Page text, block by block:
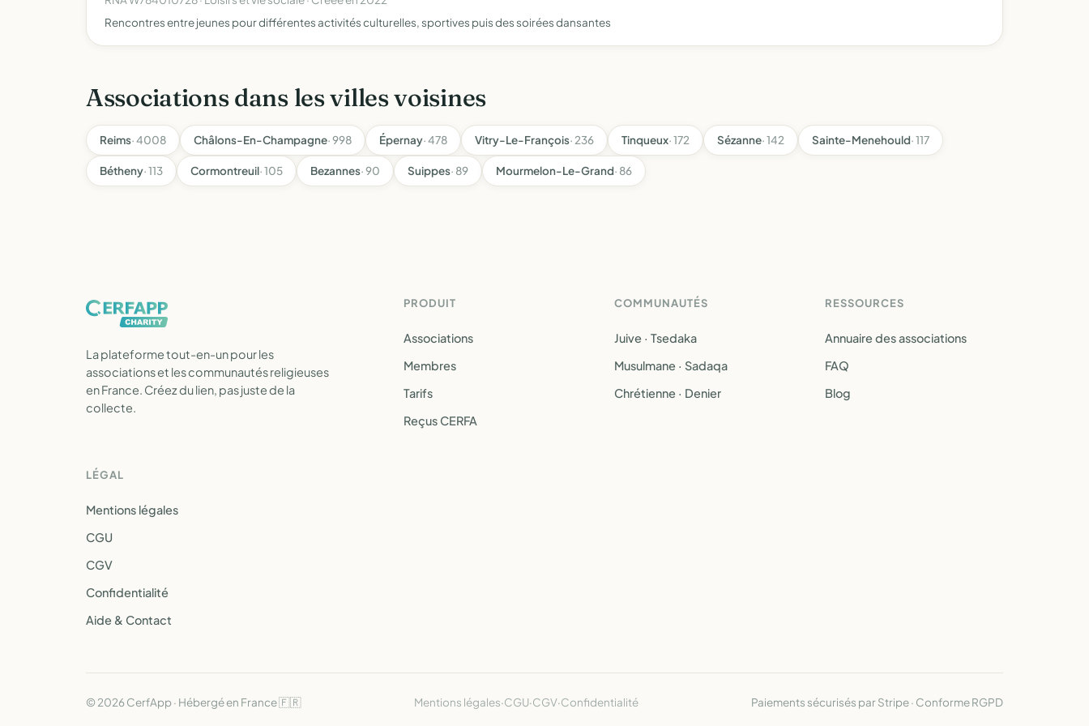
Rencontres entre jeunes pour différentes activités culturelles, sportives puis des soirées dansantes
Associations dans les villes voisines
Reims· 4008 Châlons-En-Champagne· 998 Épernay· 478 Vitry-Le-François· 236 Tinqueux· 172 Sézanne· 142 Sainte-Menehould· 117
Bétheny· 113 Cormontreuil· 105 Bezannes· 90 Suippes· 89 Mourmelon-Le-Grand· 86
La plateforme tout-en-un pour les
associations et les communautés religieuses
en France. Créez du lien, pas juste de la
collecte.
PRODUIT
Associations
Membres
Tarifs
Reçus CERFA
COMMUNAUTÉS
Juive · Tsedaka
Musulmane · Sadaqa
Chrétienne · Denier
RESSOURCES
Annuaire des associations
FAQ
Blog
LÉGAL
Mentions légales
CGU
CGV
Confidentialité
Aide & Contact
© 2026 CerfApp · Hébergé en France 🇫🇷 Mentions légales·CGU·CGV·Confidentialité Paiements sécurisés par Stripe · Conforme RGPD